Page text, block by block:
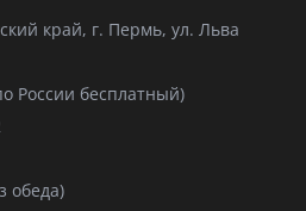
край, г. Пермь, ул. Льва
России бесплатный)
обеда)